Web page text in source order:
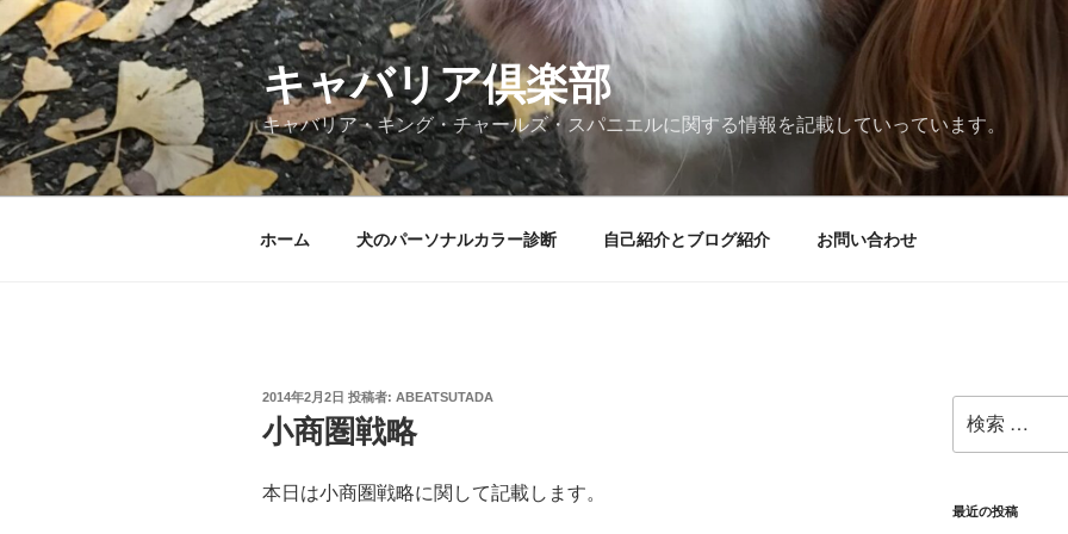
ン
テ
ン
ツ
へ
ス
キャバリア倶楽部
キャバリア・キング・チャールズ・スパニエルに関する情報を記載していっています。
ホーム 犬のパーソナルカラー診断 自己紹介とブログ紹介 お問い合わせ
投
日:
2014年2月2日 投稿者: ABEATSUTADA
小商圏戦略
本日は小商圏戦略に関して記載します。
索:
最近の投稿